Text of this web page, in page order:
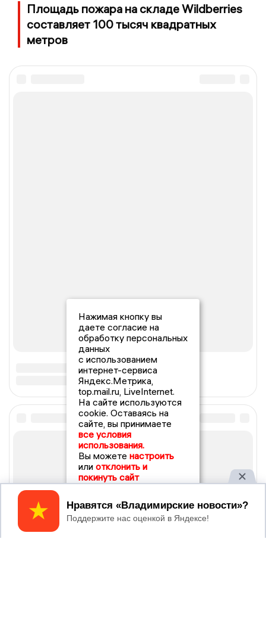
Площадь пожара на складе Wildberries
составляет 100 тысяч квадратных
метров
Нажимая кнопку вы
даете согласие на
обработку персональных
данных
с использованием
интернет-сервиса
Яндекс.Метрика,
top.mail.ru, LiveInternet.
На сайте используются
cookie. Оставаясь на
сайте, вы принимаете
все условия
использования.
Вы можете настроить
или отклонить и
покинуть сайт
Принять